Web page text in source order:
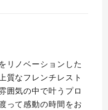
リノベーションした
質なフレンチレスト
囲気の中で叶うプロ
って感動の時間をお